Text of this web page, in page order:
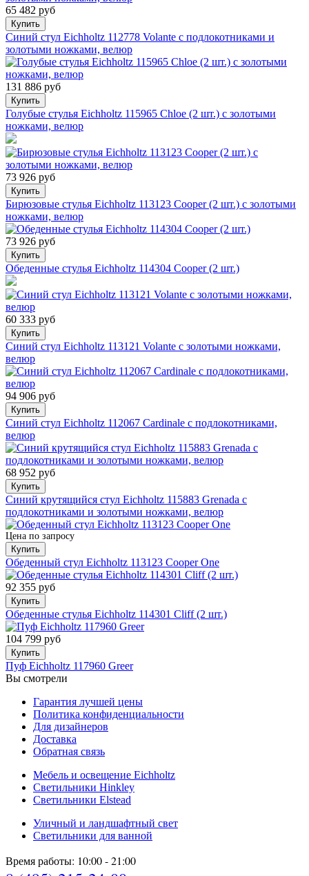
65 482 руб
Купить
Синий стул Eichholtz 112778 Volante с подлокотниками и
золотыми ножками, велюр
131 886 руб
Купить
Голубые стулья Eichholtz 115965 Chloe (2 шт.) с золотыми
ножками, велюр
73 926 руб
Купить
Бирюзовые стулья Eichholtz 113123 Cooper (2 шт.) с золотыми
ножками, велюр
73 926 руб
Купить
Обеденные стулья Eichholtz 114304 Cooper (2 шт.)
60 333 руб
Купить
Синий стул Eichholtz 113121 Volante с золотыми ножками,
велюр
94 906 руб
Купить
Синий стул Eichholtz 112067 Cardinale с подлокотниками,
велюр
68 952 руб
Купить
Синий крутящийся стул Eichholtz 115883 Grenada с
подлокотниками и золотыми ножками, велюр
Цена по запросу
Купить
Обеденный стул Eichholtz 113123 Cooper One
92 355 руб
Купить
Обеденные стулья Eichholtz 114301 Cliff (2 шт.)
104 799 руб
Купить
Пуф Eichholtz 117960 Greer
Вы смотрели
Гарантия лучшей цены
Политика конфиденциальности
Для дизайнеров
Доставка
Обратная связь
Мебель и освещение Eichholtz
Светильники Hinkley
Светильники Elstead
Уличный и ландшафтный свет
Светильники для ванной
Время работы: 10:00 - 21:00